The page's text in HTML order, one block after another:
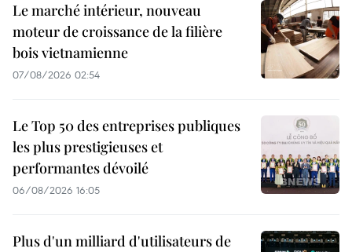
Le marché intérieur, nouveau
moteur de croissance de la filière
bois vietnamienne
07/08/2026 02:54
Le Top 50 des entreprises publiques
les plus prestigieuses et
performantes dévoilé
06/08/2026 16:05
Plus d'un milliard d'utilisateurs de